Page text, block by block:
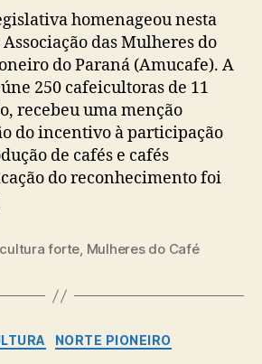
homenageou nesta
das Mulheres do
do Paraná (Amucafe). A
250 cafeicultoras de 11
recebeu uma menção
do incentivo à participação
de cafés e cafés
do reconhecimento foi
forte, Mulheres do Café
Categorias
NORTE PIONEIRO